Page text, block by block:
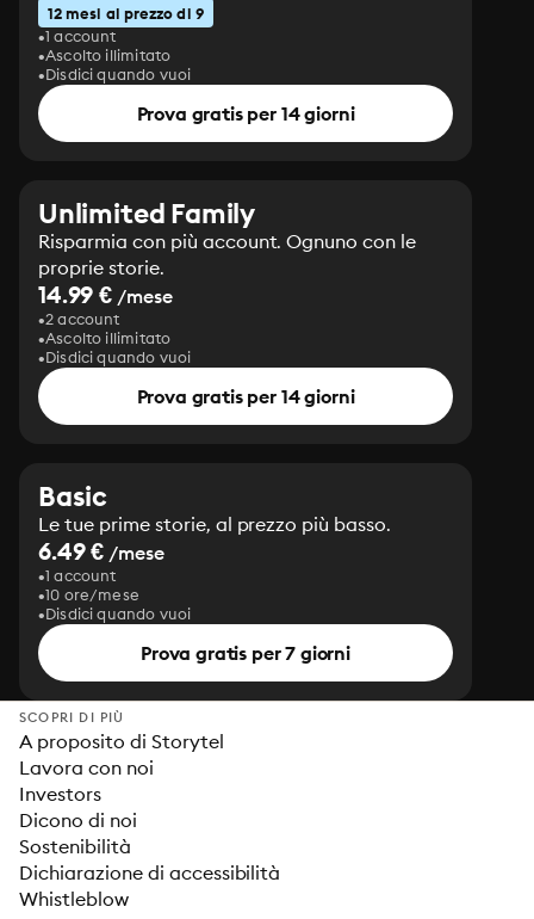
12 mesi al prezzo di 9
1 account
Ascolto illimitato
Disdici quando vuoi
Prova gratis per 14 giorni
Unlimited Family
Risparmia con più account. Ognuno con le
proprie storie.
14.99 € /mese
2 account
Ascolto illimitato
Disdici quando vuoi
Prova gratis per 14 giorni
Basic
Le tue prime storie, al prezzo più basso.
6.49 € /mese
1 account
10 ore/mese
Disdici quando vuoi
Prova gratis per 7 giorni
SCOPRI DI PIÙ
A proposito di Storytel
Lavora con noi
Investors
Dicono di noi
Sostenibilità
Dichiarazione di accessibilità
Whistleblow